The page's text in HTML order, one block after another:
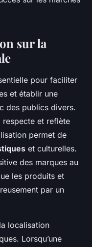
sur la
pour faciliter
et établir une
des publics divers.
respecte et reflète
permet de
et culturelles.
des marques au
les produits et
par un
localisation
Lorsqu’une